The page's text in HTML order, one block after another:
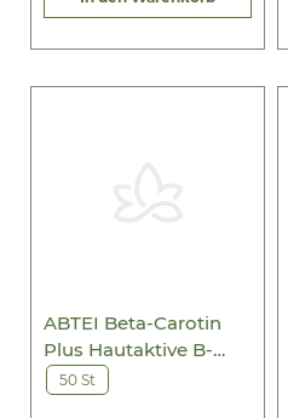
ABTEI Beta-Carotin
Plus Hautaktive B-
Vitamine Kps.
50 St